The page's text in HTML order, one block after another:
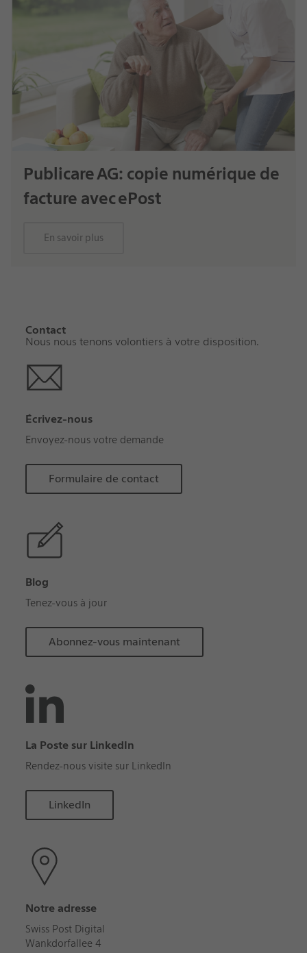
Publicare AG: copie numérique de
facture avec ePost
En savoir plus
Contact
Nous nous tenons volontiers à votre disposition.
Écrivez-nous
Envoyez-nous votre demande
Formulaire de contact
Blog
Tenez-vous à jour
Abonnez-vous maintenant
La Poste sur LinkedIn
Rendez-nous visite sur LinkedIn
LinkedIn
Notre adresse
Swiss Post Digital
Wankdorfallee 4